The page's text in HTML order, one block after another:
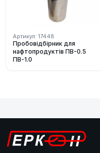
Артикул: 17448
Пробовідбірник для
нафтопродуктів ПВ-0.5
ПВ-1.0